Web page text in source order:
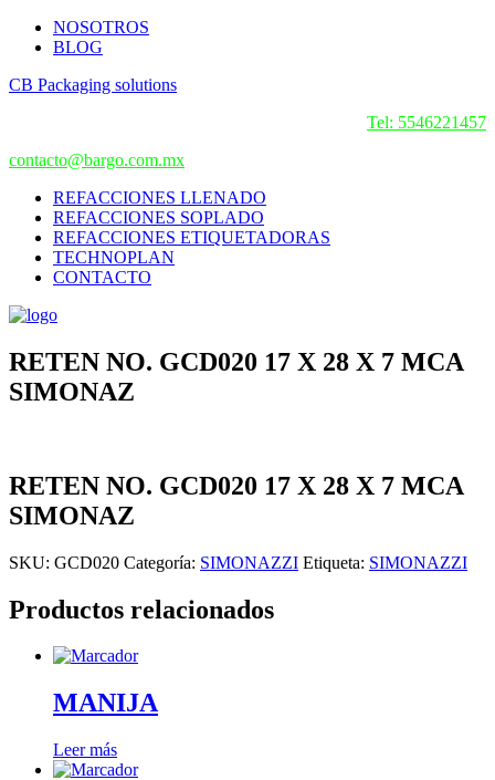
NOSOTROS
BLOG
CB Packaging solutions
Tel: 5546221457
contacto@bargo.com.mx
REFACCIONES LLENADO
REFACCIONES SOPLADO
REFACCIONES ETIQUETADORAS
TECHNOPLAN
CONTACTO
RETEN NO. GCD020 17 X 28 X 7 MCA
SIMONAZ
RETEN NO. GCD020 17 X 28 X 7 MCA
SIMONAZ
SKU: GCD020 Categoría: SIMONAZZI Etiqueta: SIMONAZZI
Productos relacionados
MANIJA
Leer más